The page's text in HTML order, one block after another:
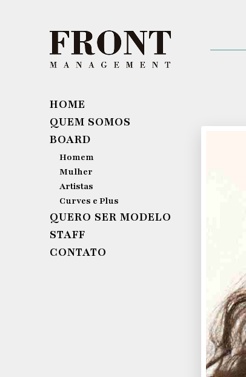
HOME
QUEM SOMOS
BOARD
Homem
Mulher
Artistas
Curves e Plus
QUERO SER MODELO
STAFF
CONTATO